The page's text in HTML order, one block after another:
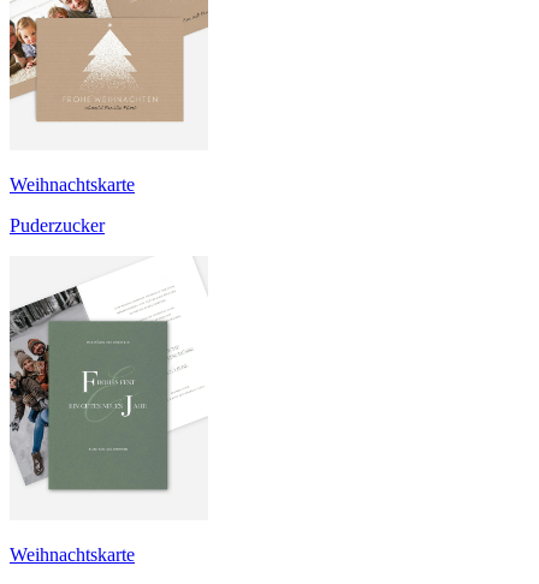
Weihnachtskarte
Puderzucker
Weihnachtskarte